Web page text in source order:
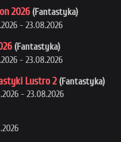
2026 (Fantastyka)
- 23.08.2026
(Fantastyka)
- 23.08.2026
Lustro 2 (Fantastyka)
- 23.08.2026